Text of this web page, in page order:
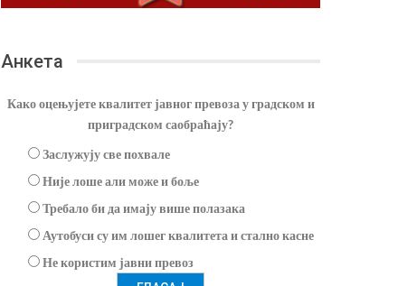
Анкета
Како оцењујете квалитет јавног превоза у градском и
приградском саобраћају?
Заслужују све похвале
Није лоше али може и боље
Требало би да имају више полазака
Аутобуси су им лошег квалитета и стално касне
Не користим јавни превоз